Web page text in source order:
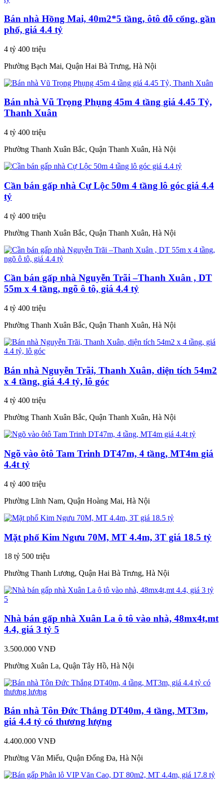
Bán nhà Hồng Mai, 40m2*5 tầng, ôtô đỗ cổng, gần
phố, giá 4.4 tỷ
4 tỷ 400 triệu
Phường Bạch Mai, Quận Hai Bà Trưng, Hà Nội
Bán nhà Vũ Trọng Phụng 45m 4 tầng giá 4.45 Tỷ,
Thanh Xuân
4 tỷ 400 triệu
Phường Thanh Xuân Bắc, Quận Thanh Xuân, Hà Nội
Cần bán gấp nhà Cự Lộc 50m 4 tầng lô góc giá 4.4
tỷ
4 tỷ 400 triệu
Phường Thanh Xuân Bắc, Quận Thanh Xuân, Hà Nội
Cần bán gấp nhà Nguyễn Trãi –Thanh Xuân , DT
55m x 4 tầng, ngõ ô tô, giá 4.4 tỷ
4 tỷ 400 triệu
Phường Thanh Xuân Bắc, Quận Thanh Xuân, Hà Nội
Bán nhà Nguyễn Trãi, Thanh Xuân, diện tích 54m2
x 4 tầng, giá 4.4 tỷ, lô góc
4 tỷ 400 triệu
Phường Thanh Xuân Bắc, Quận Thanh Xuân, Hà Nội
Ngõ vào ôtô Tam Trinh DT47m, 4 tầng, MT4m giá
4.4t tỷ
4 tỷ 400 triệu
Phường Lĩnh Nam, Quận Hoàng Mai, Hà Nội
Mặt phố Kim Ngưu 70M, MT 4.4m, 3T giá 18.5 tỷ
18 tỷ 500 triệu
Phường Thanh Lương, Quận Hai Bà Trưng, Hà Nội
Nhà bán gấp nhà Xuân La ô tô vào nhà, 48mx4t,mt
4.4, giá 3 tỷ 5
3.500.000 VNĐ
Phường Xuân La, Quận Tây Hồ, Hà Nội
Bán nhà Tôn Đức Thắng DT40m, 4 tầng, MT3m,
giá 4.4 tỷ có thương lượng
4.400.000 VNĐ
Phường Văn Miếu, Quận Đống Đa, Hà Nội